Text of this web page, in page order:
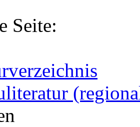
Seite: